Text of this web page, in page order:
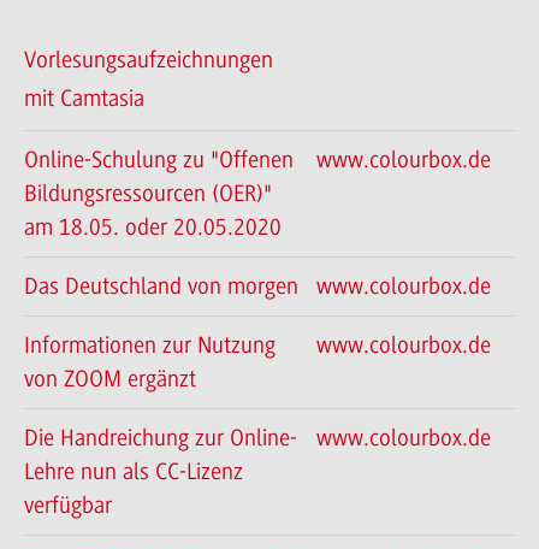
Vorlesungsaufzeichnungen
mit Camtasia
Online-Schulung zu "Offenen
Bildungsressourcen (OER)"
am 18.05. oder 20.05.2020
www.colourbox.de
Das Deutschland von morgen www.colourbox.de
Informationen zur Nutzung
von ZOOM ergänzt
www.colourbox.de
Die Handreichung zur Online-
Lehre nun als CC-Lizenz
verfügbar
www.colourbox.de